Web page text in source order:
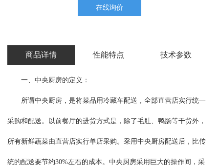
在线询价
商品详情 性能特点 技术参数
一、中央厨房的定义：
所谓中央厨房，是将菜品用冷藏车配送，全部直营店实行统一
采购和配送。以前餐厅的进货方式是，除了毛肚、鸭肠等干货外，
所有新鲜蔬菜由直营店实行单店采购。采用中央厨房配送后，比传
统的配送要节约30%左右的成本。中央厨房采用巨大的操作间，采